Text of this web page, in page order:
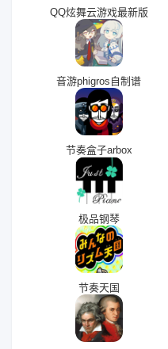
QQ炫舞云游戏最新版
音游phigros自制谱
节奏盒子arbox
极品钢琴
节奏天国